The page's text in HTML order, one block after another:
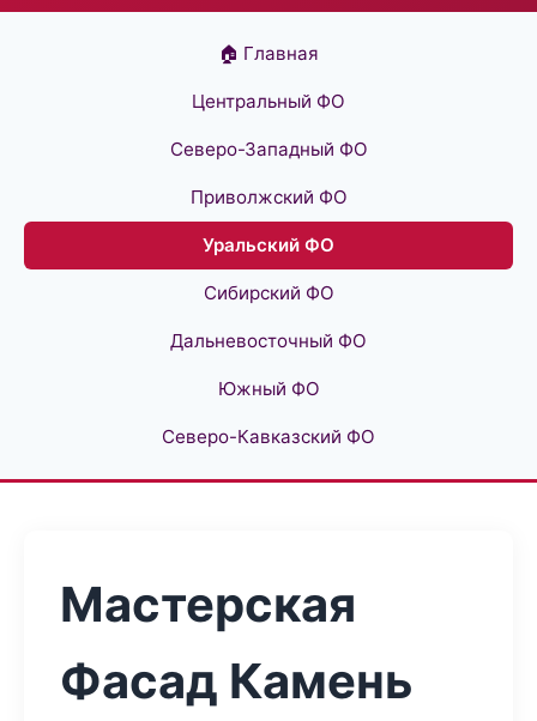
🏠 Главная
Центральный ФО
Северо-Западный ФО
Приволжский ФО
Уральский ФО
Сибирский ФО
Дальневосточный ФО
Южный ФО
Северо-Кавказский ФО
Мастерская
Фасад Камень